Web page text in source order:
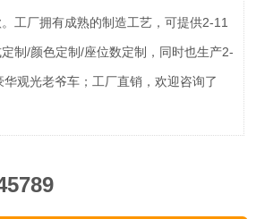
工厂拥有成熟的制造工艺，可提供2-11
制/颜色定制/座位数定制，同时也生产2-
观光老爷车；工厂直销，欢迎咨询了